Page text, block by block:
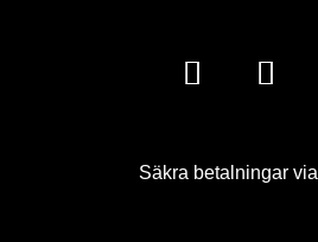
Säkra betalningar